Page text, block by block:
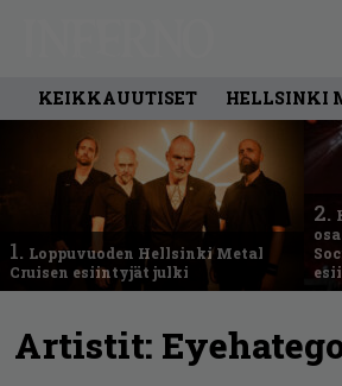
KEIKKAUUTISET HELLSINKI
1. Loppuvuoden Hellsinki Metal
Cruisen esiintyjät julki
2.
Artistit: